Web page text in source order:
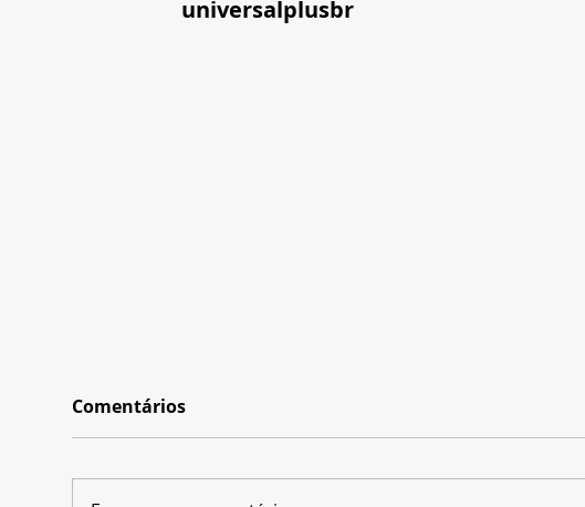
universalplusbr
Comentários